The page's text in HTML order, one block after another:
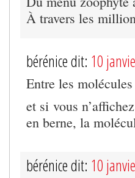
À travers les
bérénice dit: 10
Entre les
et si vous
en berne, la
bérénice dit: 10